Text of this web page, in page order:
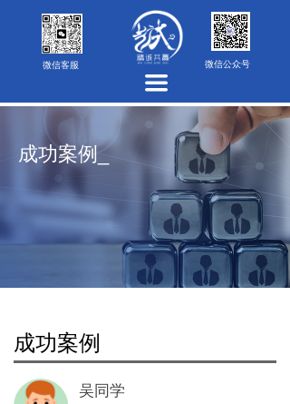
微信客服 微信公众号
끀
公司介绍
服务内容
合作伙伴
免责声明
注册协议
免责声明 吴同学
成功案例
成功案例_